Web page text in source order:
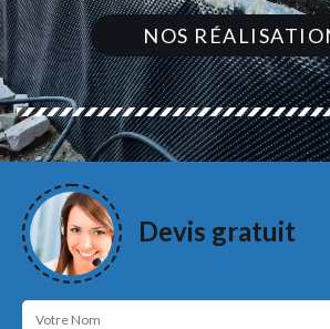
NOS
Devis gratuit